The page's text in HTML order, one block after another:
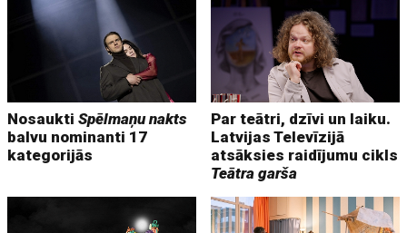
NosauktiSpēlmaņu nakts
balvu nominanti 17
kategorijās
Par teātri, dzīvi un laiku.
Latvijas Televīzijā
atsāksies raidījumu cikls
Teātra garša